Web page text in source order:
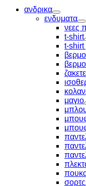
ανδρικα
Toggle
ενδυματα
νεες
t-shirt
t-shirt
κολαν
μαγιο
σορτς